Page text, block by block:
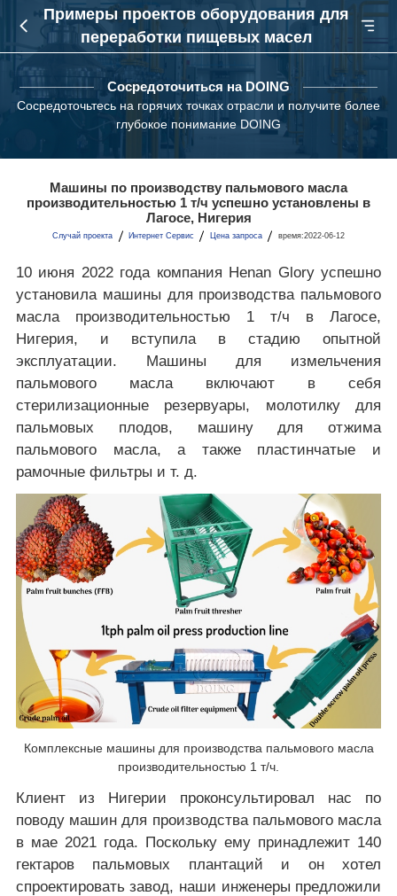
Примеры проектов оборудования для
переработки пищевых масел
Сосредоточиться на DOING
Сосредоточьтесь на горячих точках отрасли и получите более
глубокое понимание DOING
Машины по производству пальмового масла
производительностью 1 т/ч успешно установлены в
Лагосе, Нигерия
Случай проекта Интернет Сервис Цена запроса время:2022-06-12
10 июня 2022 года компания Henan Glory успешно
установила машины для производства пальмового
масла производительностью 1 т/ч в Лагосе,
Нигерия, и вступила в стадию опытной
эксплуатации. Машины для измельчения
пальмового масла включают в себя
стерилизационные резервуары, молотилку для
пальмовых плодов, машину для отжима
пальмового масла, а также пластинчатые и
рамочные фильтры и т. д.
Комплексные машины для производства пальмового масла
производительностью 1 т/ч.
Клиент из Нигерии проконсультировал нас по
поводу машин для производства пальмового масла
в мае 2021 года. Поскольку ему принадлежит 140
гектаров пальмовых плантаций и он хотел
спроектировать завод, наши инженеры предложили